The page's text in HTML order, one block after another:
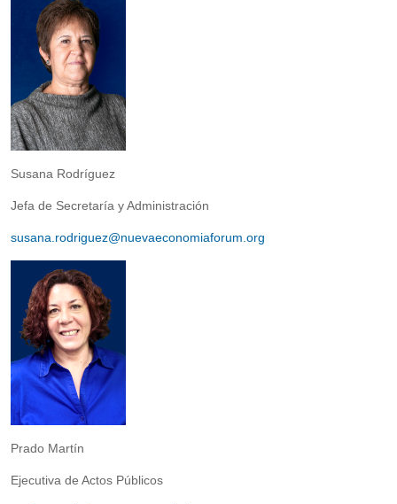
Susana Rodríguez
Jefa de Secretaría y Administración
susana.rodriguez@nuevaeconomiaforum.org
Prado Martín
Ejecutiva de Actos Públicos